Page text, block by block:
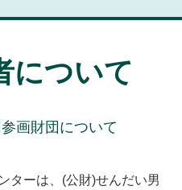
について
画財団について
ターは、(公財)せんだい男